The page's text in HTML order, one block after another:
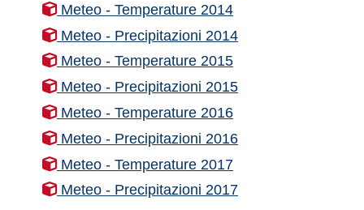
Meteo - Temperature 2014
Meteo - Precipitazioni 2014
Meteo - Temperature 2015
Meteo - Precipitazioni 2015
Meteo - Temperature 2016
Meteo - Precipitazioni 2016
Meteo - Temperature 2017
Meteo - Precipitazioni 2017